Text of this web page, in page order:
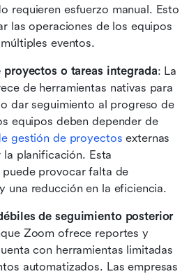
requieren esfuerzo manual. Esto
las operaciones de los equipos
eventos.
o tareas integrada: La
de herramientas nativas para
dar seguimiento al progreso de
los eventos. Los equipos deben depender de
gestión de proyectos externas
planificación. Esta
provocar falta de
una reducción en la eficiencia.
de seguimiento posterior
Zoom ofrece reportes y
con herramientas limitadas
automatizados. Las empresas